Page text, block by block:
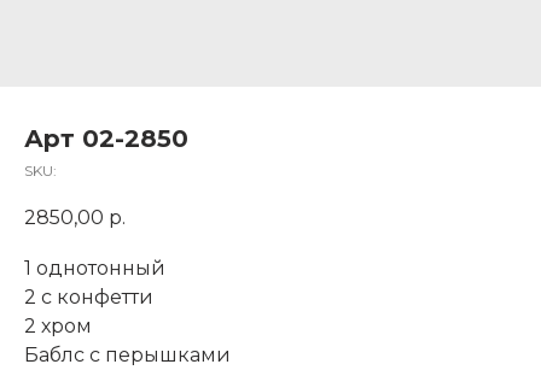
Арт 02-2850
SKU:
2850,00 р.
1 однотонный
2 с конфетти
2 хром
Баблс с перышками